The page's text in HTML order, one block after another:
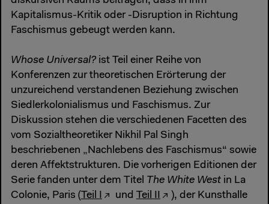
Kapitalismus-Kritik oder -Disruption in Richtung
Faschismus gebeugt werden kann.
Whose Universal? ist Teil einer Reihe von
Konferenzen zur theoretischen Erörterung der
unzureichend verstandenen Beziehung zwischen
Siedlerkolonialismus und Faschismus. Zur
Diskussion stehen die verschiedenen Facetten des
vom Sozialtheoretiker Nikhil Pal Singh
beschriebenen „Nachlebens des Faschismus“ sowie
deren Affektstrukturen. Die vorherigen Editionen der
Serie fanden unter dem Titel The White West in La
Colonie, Paris (Teil I und Teil II
), der Kunsthalle